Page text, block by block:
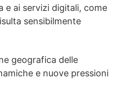
ai servizi digitali, come
sensibilmente
geografica delle
e nuove pressioni